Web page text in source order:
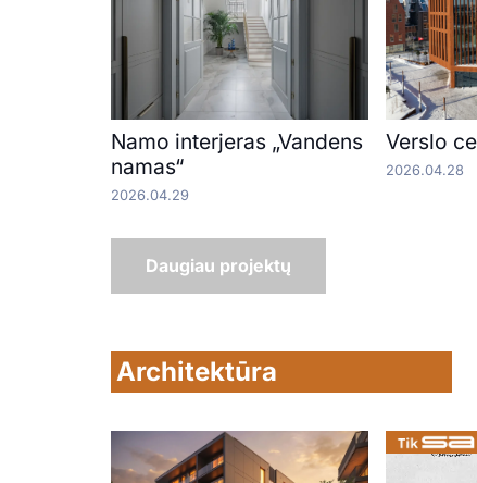
Namo interjeras „Vandens
namas“
2026.04.29
Verslo
2026.04.28
Daugiau projektų
Architektūra